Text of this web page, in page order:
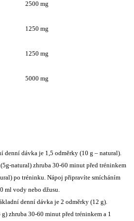
2500 mg
1250 mg
1250 mg
5000 mg
denní dávka je 1,5 odměrky (10 g – natural).
natural) zhruba 30-60 minut před tréninkem
po tréninku. Nápoj připravíte smícháním
ml vody nebo džusu.
denní dávka je 2 odměrky (12 g).
zhruba 30-60 minut před tréninkem a 1